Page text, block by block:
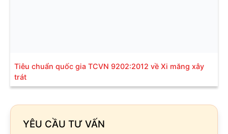
Tiêu chuẩn quốc gia TCVN 9202:2012 về Xi măng xây
trát
YÊU CẦU TƯ VẤN